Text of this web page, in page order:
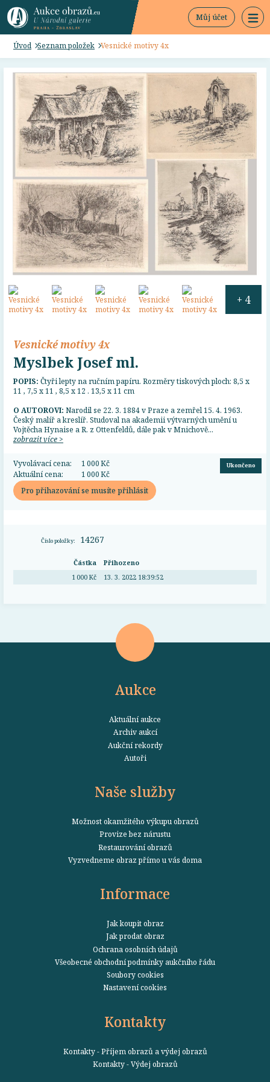
Můj účet
Úvod Seznam položek Vesnické motivy 4x
+ 4
Vesnické motivy 4x
Myslbek Josef ml.
POPIS: Čtyři lepty na ručním papíru. Rozměry tiskových ploch: 8,5 x
11 , 7,5 x 11 , 8,5 x 12 . 13,5 x 11 cm
O AUTOROVI: Narodil se 22. 3. 1884 v Praze a zemřel 15. 4. 1963.
Český malíř a kreslíř. Studoval na akademii výtvarných umění u
Vojtěcha Hynaise a R. z Ottenfeldů, dále pak v Mnichově...
zobrazit více >
Vyvolávací cena:
1 000 Kč
Aktuální cena:
1 000 Kč
Ukončeno
Pro přihazování se musíte přihlásit
Číslo položky: 14267
Částka
Přihozeno
1 000 Kč
13. 3. 2022 18:39:52
Aukce
Aktuální aukce
Archiv aukcí
Aukční rekordy
Autoři
Naše služby
Možnost okamžitého výkupu obrazů
Provize bez nárustu
Restaurování obrazů
Vyzvedneme obraz přímo u vás doma
Informace
Jak koupit obraz
Jak prodat obraz
Ochrana osobních údajů
Všeobecné obchodní podmínky aukčního řádu
Soubory cookies
Nastavení cookies
Kontakty
Kontakty - Příjem obrazů a výdej obrazů
Kontakty - Výdej obrazů